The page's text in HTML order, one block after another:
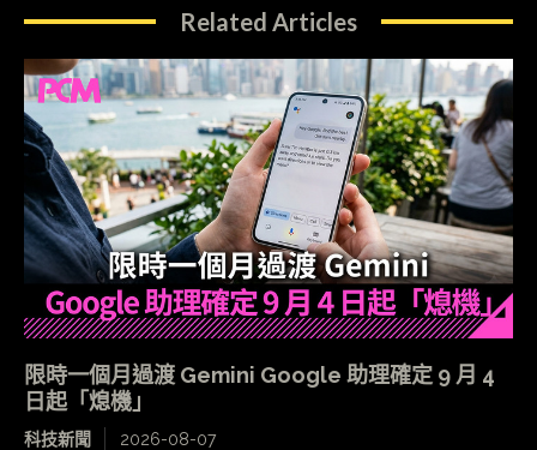
Related Articles
限時一個月過渡 Gemini Google 助理確定 9 月 4
日起「熄機」
科技新聞 2026-08-07